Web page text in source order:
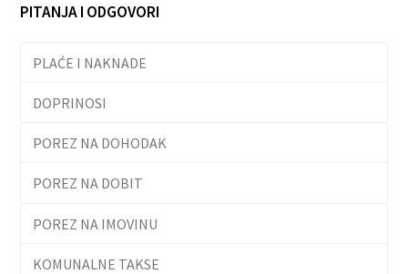
PITANJA I ODGOVORI
PLAĆE I NAKNADE
DOPRINOSI
POREZ NA DOHODAK
POREZ NA DOBIT
POREZ NA IMOVINU
KOMUNALNE TAKSE